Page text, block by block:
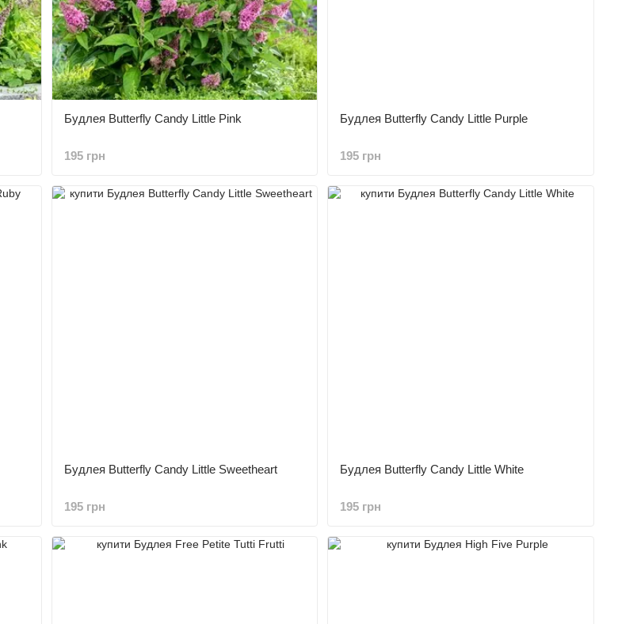
Будлея Butterfly Candy Little Pink
195 грн
Будлея Butterfly Candy Little Purple
195 грн
Будлея Butterfly Candy Little Sweetheart
195 грн
Будлея Butterfly Candy Little White
195 грн